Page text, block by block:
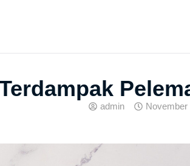
admin November